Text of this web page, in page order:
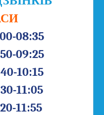
08:35
09:25
10:15
11:05
11:55